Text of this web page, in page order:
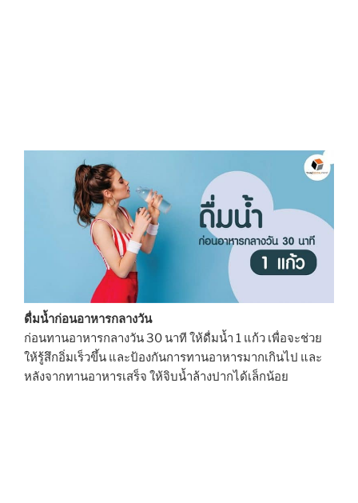
ดื่มน้ำก่อนอาหารกลางวัน
ก่อนทานอาหารกลางวัน 30 นาที ให้ดื่มน้ำ 1 แก้ว เพื่อจะช่วย
ให้รู้สึกอิ่มเร็วขึ้น และป้องกันการทานอาหารมากเกินไป และ
หลังจากทานอาหารเสร็จ ให้จิบน้ำล้างปากได้เล็กน้อย